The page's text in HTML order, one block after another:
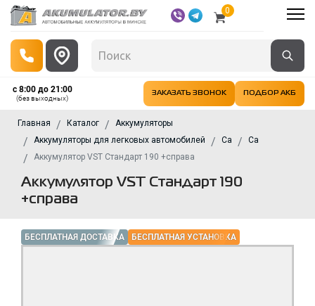
0
с 8:00 до 21:00
(без выходных)
ЗАКАЗАТЬ ЗВОНОК ПОДБОР АКБ
Главная Каталог
Аккумуляторы
Аккумуляторы для легковых автомобилей
Ca
Ca
Аккумулятор VST Стандарт 190 +справа
Аккумулятор VST Стандарт 190
+справа
БЕСПЛАТНАЯ ДОСТАВКА БЕСПЛАТНАЯ УСТАНОВКА